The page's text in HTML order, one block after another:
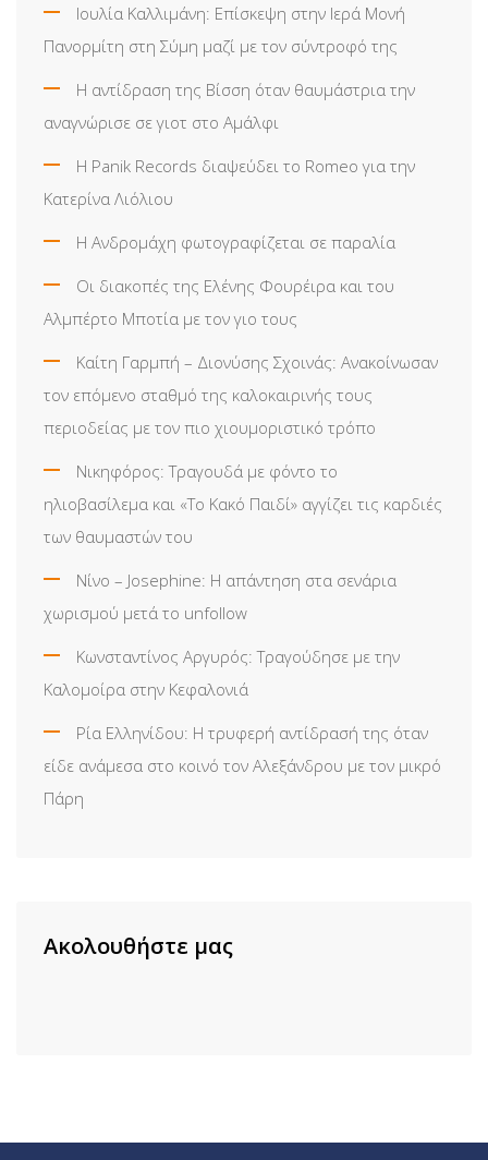
Ιουλία Καλλιμάνη: Επίσκεψη στην Ιερά Μονή
Πανορμίτη στη Σύμη μαζί με τον σύντροφό της
Η αντίδραση της Βίσση όταν θαυμάστρια την
αναγνώρισε σε γιοτ στο Αμάλφι
Η Panik Records διαψεύδει το Romeo για την
Κατερίνα Λιόλιου
Η Ανδρομάχη φωτογραφίζεται σε παραλία
Οι διακοπές της Ελένης Φουρέιρα και του
Αλμπέρτο Μποτία με τον γιο τους
Καίτη Γαρμπή – Διονύσης Σχοινάς: Ανακοίνωσαν
τον επόμενο σταθμό της καλοκαιρινής τους
περιοδείας με τον πιο χιουμοριστικό τρόπο
Νικηφόρος: Τραγουδά με φόντο το
ηλιοβασίλεμα και «Το Κακό Παιδί» αγγίζει τις καρδιές
των θαυμαστών του
Νίνο – Josephine: Η απάντηση στα σενάρια
χωρισμού μετά το unfollow
Κωνσταντίνος Αργυρός: Τραγούδησε με την
Καλομοίρα στην Κεφαλονιά
Ρία Ελληνίδου: H τρυφερή αντίδρασή της όταν
είδε ανάμεσα στο κοινό τον Αλεξάνδρου με τον μικρό
Πάρη
Ακολουθήστε μας